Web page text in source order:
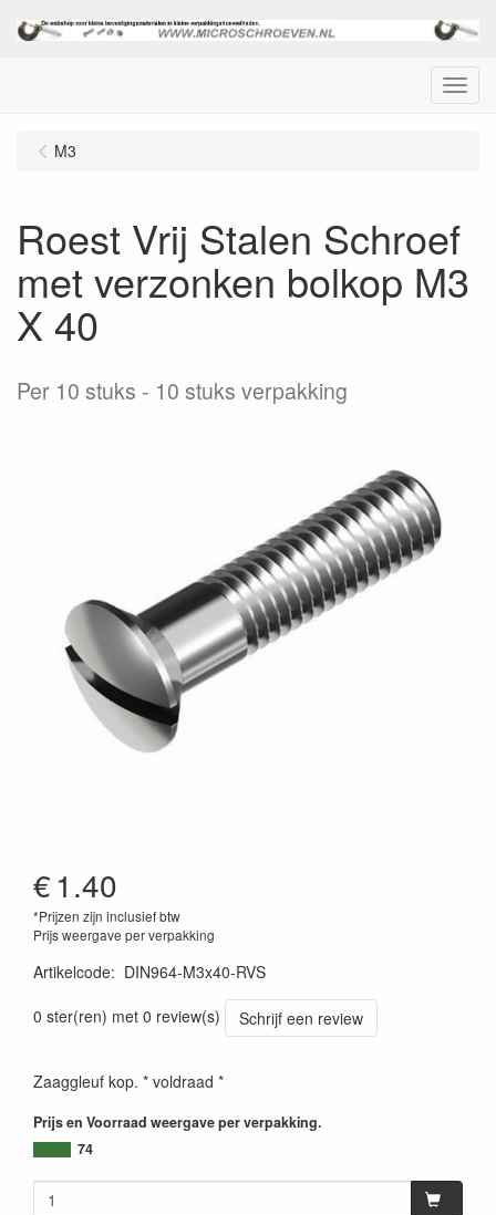
Menu
M3
Roest Vrij Stalen Schroef
met verzonken bolkop M3
X 40
Per 10 stuks 10 stuks verpakking
€1.40
*Prijzen zijn inclusief btw
Prijs weergave per verpakking
Artikelcode: DIN964-M3x40-RVS
0 ster(ren) met 0 review(s)
Schrijf een review
Zaaggleuf kop. * voldraad *
Prijs en Voorraad weergave per verpakking.
74